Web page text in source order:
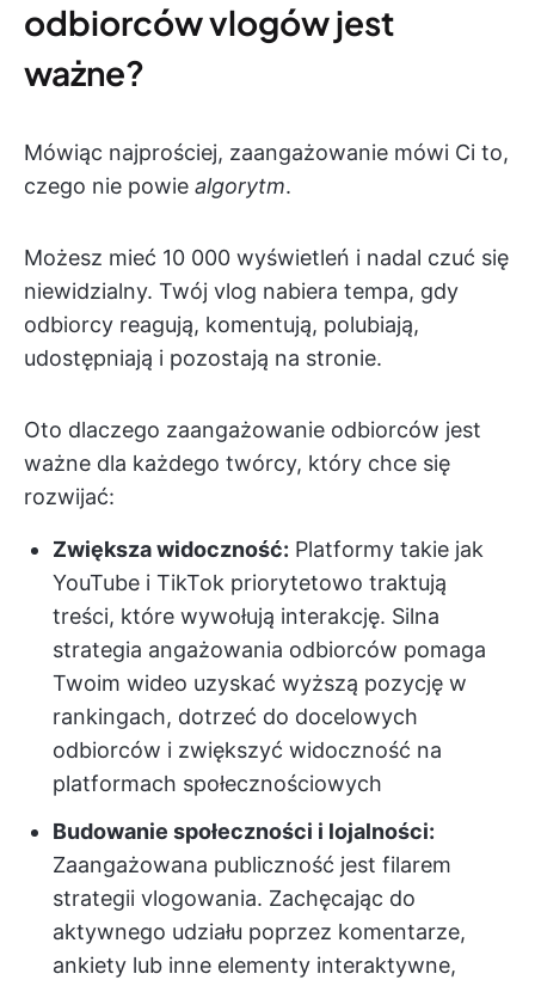
odbiorców vlogów jest
ważne?
Mówiąc najprościej, zaangażowanie mówi Ci to,
czego nie powie algorytm.
Możesz mieć 10 000 wyświetleń i nadal czuć się
niewidzialny. Twój vlog nabiera tempa, gdy
odbiorcy reagują, komentują, polubiają,
udostępniają i pozostają na stronie.
Oto dlaczego zaangażowanie odbiorców jest
ważne dla każdego twórcy, który chce się
rozwijać:
Zwiększa widoczność: Platformy takie jak
YouTube i TikTok priorytetowo traktują
treści, które wywołują interakcję. Silna
strategia angażowania odbiorców pomaga
Twoim wideo uzyskać wyższą pozycję w
rankingach, dotrzeć do docelowych
odbiorców i zwiększyć widoczność na
platformach społecznościowych
Budowanie społeczności i lojalności:
Zaangażowana publiczność jest filarem
strategii vlogowania. Zachęcając do
aktywnego udziału poprzez komentarze,
ankiety lub inne elementy interaktywne,